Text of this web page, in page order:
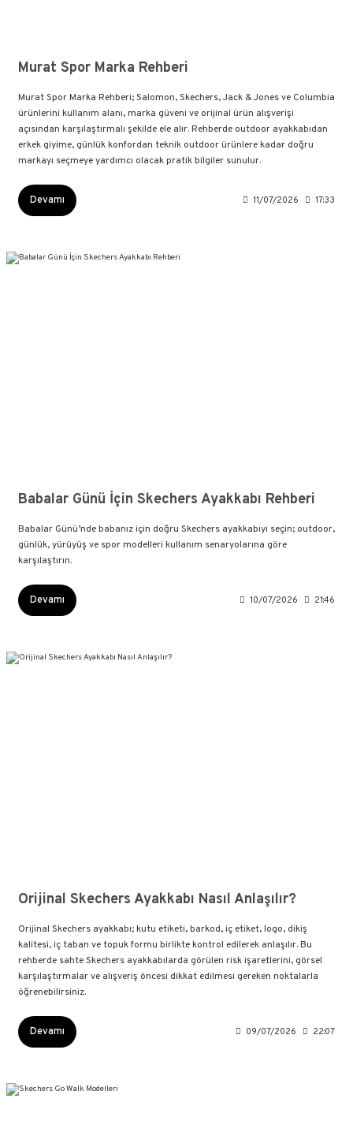
Murat Spor Marka Rehberi
Murat Spor Marka Rehberi; Salomon, Skechers, Jack & Jones ve Columbia
ürünlerini kullanım alanı, marka güveni ve orijinal ürün alışverişi
açısından karşılaştırmalı şekilde ele alır. Rehberde outdoor ayakkabıdan
erkek giyime, günlük konfordan teknik outdoor ürünlere kadar doğru
markayı seçmeye yardımcı olacak pratik bilgiler sunulur.
Devamı 11/07/2026 17:33
Babalar Günü İçin Skechers Ayakkabı Rehberi
Babalar Günü’nde babanız için doğru Skechers ayakkabıyı seçin; outdoor,
günlük, yürüyüş ve spor modelleri kullanım senaryolarına göre
karşılaştırın.
Devamı 10/07/2026 21:46
Orijinal Skechers Ayakkabı Nasıl Anlaşılır?
Orijinal Skechers ayakkabı; kutu etiketi, barkod, iç etiket, logo, dikiş
kalitesi, iç taban ve topuk formu birlikte kontrol edilerek anlaşılır. Bu
rehberde sahte Skechers ayakkabılarda görülen risk işaretlerini, görsel
karşılaştırmalar ve alışveriş öncesi dikkat edilmesi gereken noktalarla
öğrenebilirsiniz.
Devamı 09/07/2026 22:07